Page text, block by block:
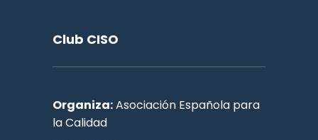
Club CISO
Organiza:Asociación Española para
la Calidad